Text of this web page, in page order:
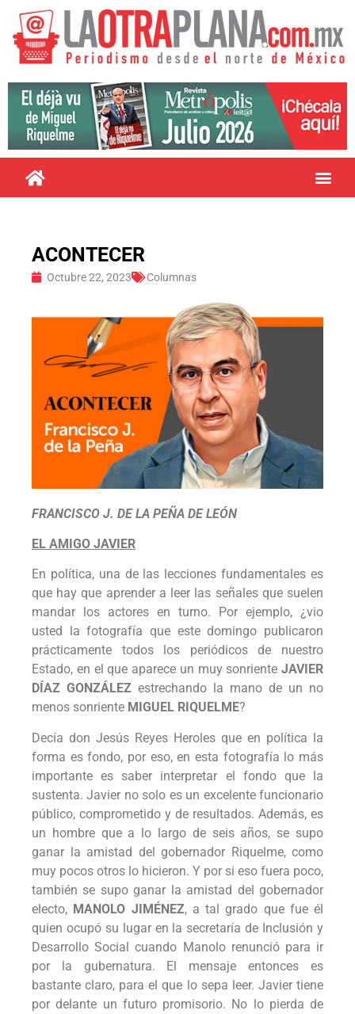
ACONTECER
Octubre 22, 2023 Columnas
FRANCISCO J. DE LA PEÑA DE LEÓN
EL AMIGO JAVIER
En política, una de las lecciones fundamentales es
que hay que aprender a leer las señales que suelen
mandar los actores en turno. Por ejemplo, ¿vio
usted la fotografía que este domingo publicaron
prácticamente todos los periódicos de nuestro
Estado, en el que aparece un muy sonriente JAVIER
DÍAZ GONZÁLEZ estrechando la mano de un no
menos sonriente MIGUEL RIQUELME?
Decía don Jesús Reyes Heroles que en política la
forma es fondo, por eso, en esta fotografía lo más
importante es saber interpretar el fondo que la
sustenta. Javier no solo es un excelente funcionario
público, comprometido y de resultados. Además, es
un hombre que a lo largo de seis años, se supo
ganar la amistad del gobernador Riquelme, como
muy pocos otros lo hicieron. Y por si eso fuera poco,
también se supo ganar la amistad del gobernador
electo, MANOLO JIMÉNEZ, a tal grado que fue él
quien ocupó su lugar en la secretaría de Inclusión y
Desarrollo Social cuando Manolo renunció para ir
por la gubernatura. El mensaje entonces es
bastante claro, para el que lo sepa leer. Javier tiene
por delante un futuro promisorio. No lo pierda de